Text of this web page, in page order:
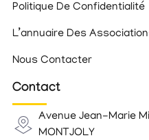
Politique De Confidentialité
L’annuaire Des
Nous Contacter
Contact
Avenue Jean-Marie
MONTJOLY